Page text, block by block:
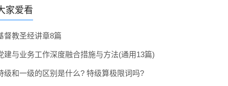
家爱看
督教圣经讲章8篇
建与业务工作深度融合措施与方法(通用13篇)
级和一级的区别是什么? 特级算极限词吗?